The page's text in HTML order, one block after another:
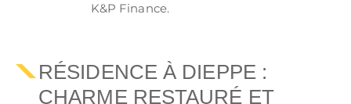
K&P Finance.
RÉSIDENCE À DIEPPE :
CHARME RESTAURÉ ET